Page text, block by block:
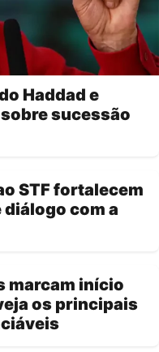
Haddad e
sucessão
STF fortalecem
diálogo com a
marcam início
os principais